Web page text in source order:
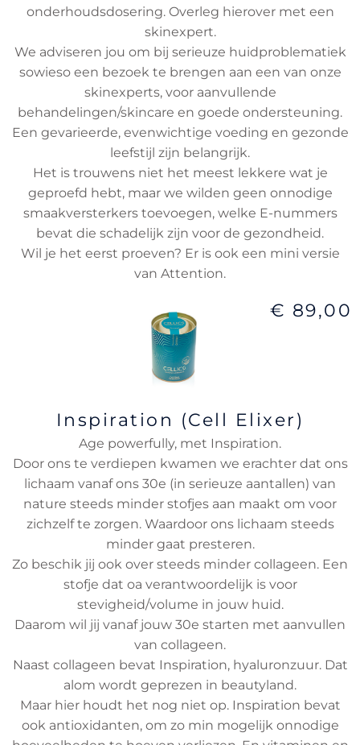
onderhoudsdosering. Overleg hierover met een
skinexpert.
We adviseren jou om bij serieuze huidproblematiek
sowieso een bezoek te brengen aan een van onze
skinexperts, voor aanvullende
behandelingen/skincare en goede ondersteuning.
Een gevarieerde, evenwichtige voeding en gezonde
leefstijl zijn belangrijk.
Het is trouwens niet het meest lekkere wat je
geproefd hebt, maar we wilden geen onnodige
smaakversterkers toevoegen, welke E-nummers
bevat die schadelijk zijn voor de gezondheid.
Wil je het eerst proeven? Er is ook een mini versie
van Attention.
€ 89,00
Inspiration (Cell Elixer)
Age powerfully, met Inspiration.
Door ons te verdiepen kwamen we erachter dat ons
lichaam vanaf ons 30e (in serieuze aantallen) van
nature steeds minder stofjes aan maakt om voor
zichzelf te zorgen. Waardoor ons lichaam steeds
minder gaat presteren.
Zo beschik jij ook over steeds minder collageen. Een
stofje dat oa verantwoordelijk is voor
stevigheid/volume in jouw huid.
Daarom wil jij vanaf jouw 30e starten met aanvullen
van collageen.
Naast collageen bevat Inspiration, hyaluronzuur. Dat
alom wordt geprezen in beautyland.
Maar hier houdt het nog niet op. Inspiration bevat
ook antioxidanten, om zo min mogelijk onnodige